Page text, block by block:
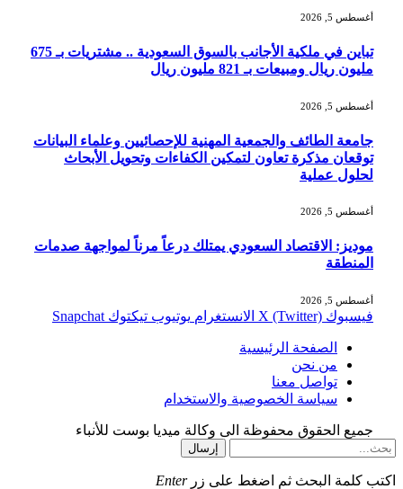
أغسطس 5, 2026
تباين في ملكية الأجانب بالسوق السعودية .. مشتريات بـ 675
مليون ريال ومبيعات بـ 821 مليون ريال
أغسطس 5, 2026
جامعة الطائف والجمعية المهنية للإحصائيين وعلماء البيانات
توقعان مذكرة تعاون لتمكين الكفاءات وتحويل الأبحاث
لحلول عملية
أغسطس 5, 2026
موديز: الاقتصاد السعودي يمتلك درعاً مرناً لمواجهة صدمات
المنطقة
أغسطس 5, 2026
فيسبوك X (Twitter) الانستغرام يوتيوب تيكتوك Snapchat
الصفحة الرئيسية
من نحن
تواصل معنا
سياسة الخصوصية والاستخدام
جميع الحقوق محفوظة الى وكالة ميديا بوست للأنباء
إرسال
اكتب كلمة البحث ثم اضغط على زرEnter